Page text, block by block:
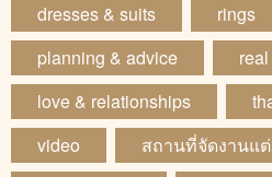
dresses & suits
rings
planning & advice
love & relationships
video
สถานที่จัดงานแ